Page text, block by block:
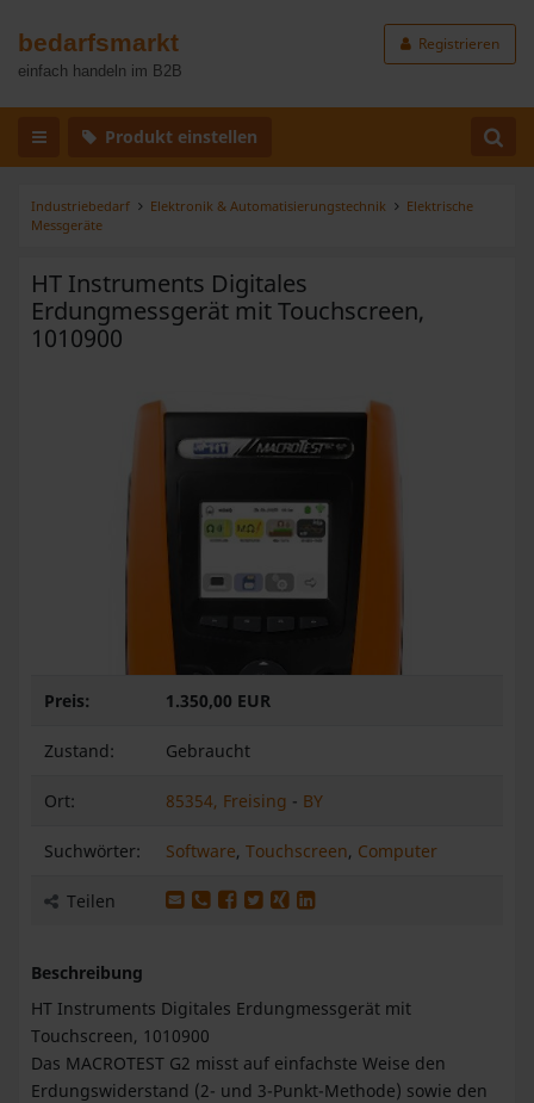
bedarfsmarkt
einfach handeln im B2B
Registrieren
Produkt einstellen
Industriebedarf Elektronik & Automatisierungstechnik
Elektrische
Messgeräte
HT Instruments Digitales
Erdungmessgerät mit Touchscreen,
1010900
Preis: 1.350,00 EUR
Zustand: Gebraucht
Ort: 85354, Freising - BY
Suchwörter: Software, Touchscreen, Computer
Teilen Produkt per E-Mail weiterleiten
Produkt per WhatsApp weiterleiten
Produkt auf Facebook teilen
Produkt auf X teilen
Produkt auf XING teilen
Produkt auf LinkedIn teilen
Beschreibung
HT Instruments Digitales Erdungmessgerät mit
Touchscreen, 1010900
Das MACROTEST G2 misst auf einfachste Weise den
Erdungswiderstand (2- und 3-Punkt-Methode) sowie den